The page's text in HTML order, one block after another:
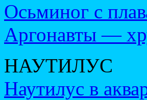
Осьминог с
Аргонавты —
НАУТИЛУС
Наутилус в